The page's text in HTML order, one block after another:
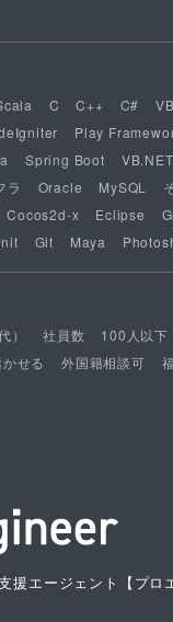
C C++ C#
Play
Spring Boot VB.NET
ラ Oracle MySQL
Cocos2d-x Eclipse
Git Maya
） 社員数 100人以下
せる 外国籍相談可
援エージェント 【プロ